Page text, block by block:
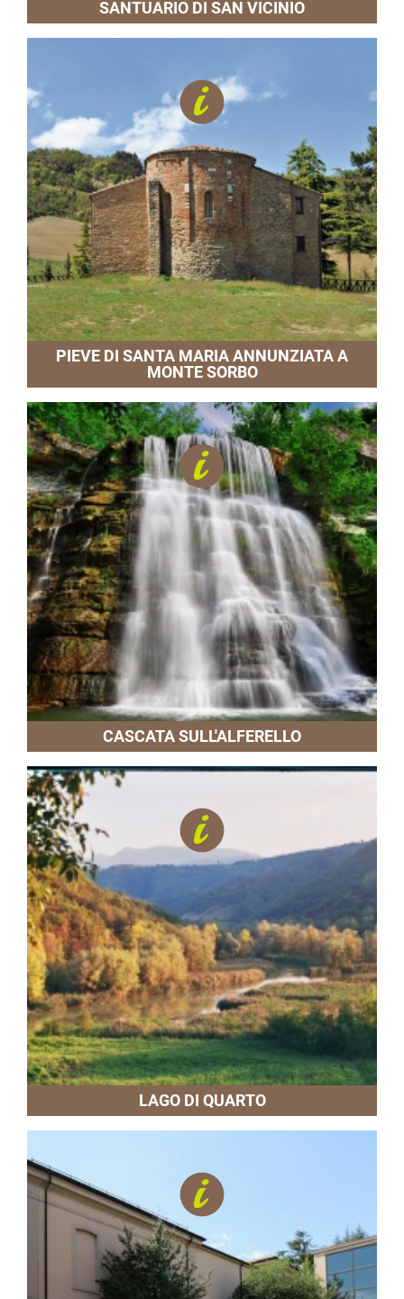
SANTUARIO DI SAN VICINIO
PIEVE DI SANTA MARIA ANNUNZIATA A
MONTE SORBO
CASCATA SULL'ALFERELLO
LAGO DI QUARTO